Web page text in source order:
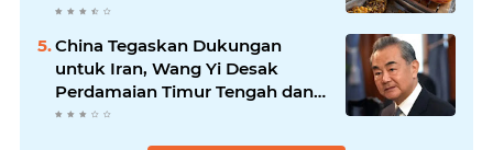
China Tegaskan Dukungan
untuk Iran, Wang Yi Desak
Perdamaian Timur Tengah dan
Soroti Ketegangan dengan AS